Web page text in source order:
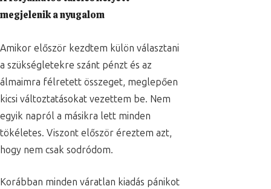
megjelenik a nyugalom
Amikor először kezdtem külön választani
a szükségletekre szánt pénzt és az
álmaimra félretett összeget, meglepően
kicsi változtatásokat vezettem be. Nem
egyik napról a másikra lett minden
tökéletes. Viszont először éreztem azt,
hogy nem csak sodródom.
Korábban minden váratlan kiadás pánikot